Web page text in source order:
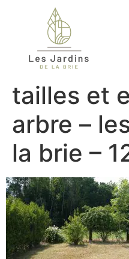
tailles et
arbre –
la brie –